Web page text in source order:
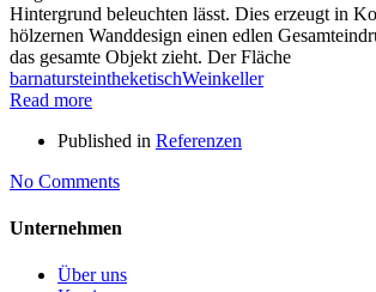
Hintergrund beleuchten lässt. Dies erzeugt in
hölzernen Wanddesign einen edlen
das gesamte Objekt zieht. Der Fläche
barnatursteintheketischWeinkeller
Read more
Published in Referenzen
No Comments
Unternehmen
Über uns